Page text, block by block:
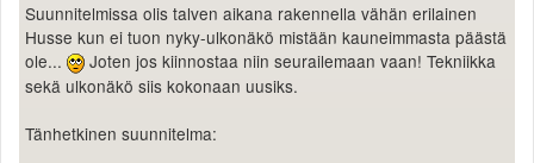
Ajoneuvot
Osat
TIETOPANKKI
MP15 kuvia
Suunnitelmissa olis talven aikana rakennella vähän erilainen
Husse kun ei tuon nyky-ulkonäkö mistään kauneimmasta päästä
ole...
Joten jos kiinnostaa niin seurailemaan vaan! Tekniikka
sekä ulkonäkö siis kokonaan uusiks.
Tänhetkinen suunnitelma: